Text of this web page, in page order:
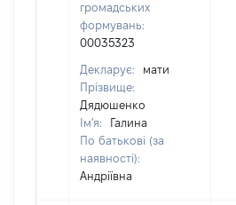
громадських
формувань:
00035323
Декларує:
мати
Прізвище:
Дядюшенко
Ім'я:
Галина
По батькові (за
наявності):
Андріївна